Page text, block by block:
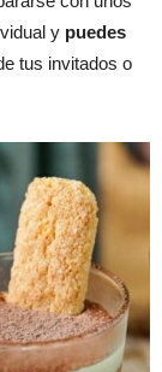
y puedes
tus invitados o